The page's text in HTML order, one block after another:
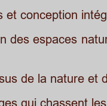
et conception
des espaces
de la nature et
qui chassent